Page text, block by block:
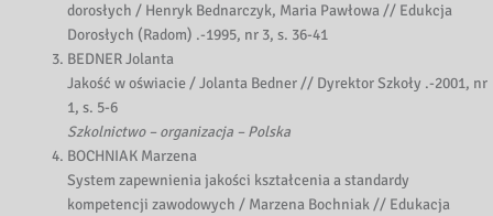
dorosłych / Henryk Bednarczyk, Maria Pawłowa // Edukcja
Dorosłych (Radom) .-1995, nr 3, s. 36-41
BEDNER Jolanta
Jakość w oświacie / Jolanta Bedner // Dyrektor Szkoły .-2001, nr
1, s. 5-6
Szkolnictwo – organizacja – Polska
BOCHNIAK Marzena
System zapewnienia jakości kształcenia a standardy
kompetencji zawodowych / Marzena Bochniak // Edukacja